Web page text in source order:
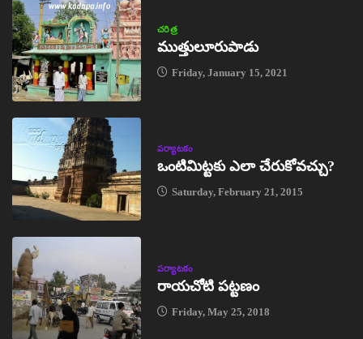
చరిత్ర
ముత్తులూరుపాడు
Friday, January 15, 2021
పర్యాటకం
ఒంటిమిట్టకు ఎలా చేరుకోవచ్చు?
Saturday, February 21, 2015
పర్యాటకం
రాయచోటి పట్టణం
Friday, May 25, 2018